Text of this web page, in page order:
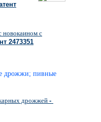
новокаином с
2473351
дрожжи; пивные
дрожжей -